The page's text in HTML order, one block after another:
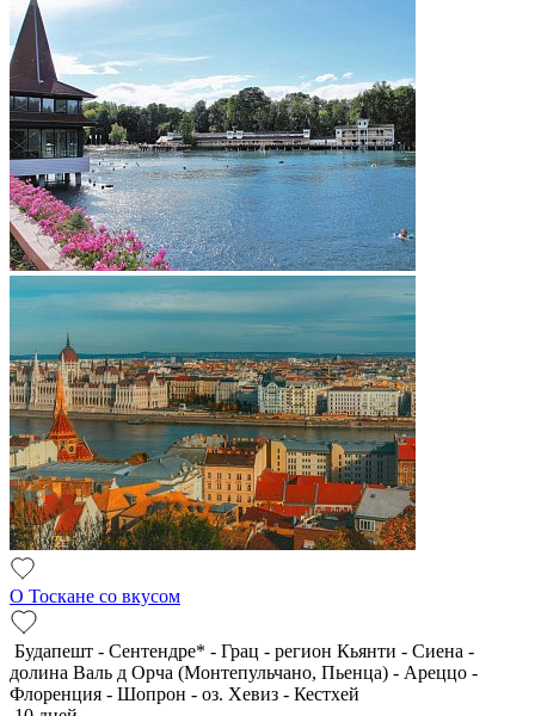
О Тоскане со вкусом
Будапешт - Сентендре* - Грац - регион Кьянти - Сиена -
долина Валь д Орча (Монтепульчано, Пьенца) - Ареццо -
Флоренция - Шопрон - оз. Хевиз - Кестхей